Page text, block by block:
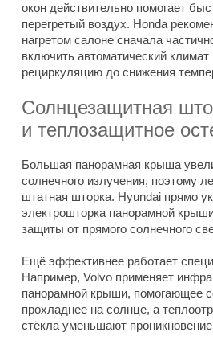
окон действительно помогает
перегретый воздух. Honda
нагретом салоне сначала
включить автоматический
рециркуляцию до снижения
Солнцезащитная
и теплозащитное
Большая панорамная крыша
солнечного излучения, поэтому
штатная шторка. Hyundai прямо
электрошторка панорамной
защиты от прямого солнечного
Ещё эффективнее работает
Например, Volvo применяет
панорамной крыши, помогающее
прохладнее на солнце, а
стёкла уменьшают